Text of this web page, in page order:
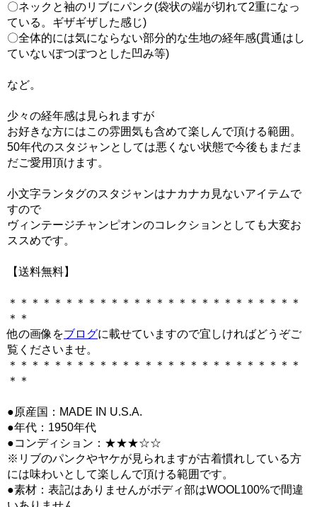
〇ネックと袖のリブにパンク(袋状の端が切れて2重になっ
ている。ギザギザした感じ)
〇全体的には気にならない部分的な生地の経年感(貫通はし
ていないぽつぽつとした凹み等)
など。
少々の経年感は見られますが
お好きな方にはこの雰囲気も含めて楽しんで頂ける範囲。
50年代のスタジャンとしては悪くない状態で今後もまだま
だご愛用頂けます。
小文字ランタグのスタジャンはナカナカ見ないアイテムで
すので
ヴィンテージチャンピオンのコレクションとしても大変お
ススめです。
【送料無料】
＊＊＊＊＊＊＊＊＊＊＊＊＊＊＊＊＊＊＊＊＊＊＊＊＊＊
＊＊
他の画像をブログに載せていますので宜しければどうぞご
覧くださいませ。
＊＊＊＊＊＊＊＊＊＊＊＊＊＊＊＊＊＊＊＊＊＊＊＊＊＊
＊＊
●原産国：MADE IN U.S.A.
●年代：1950年代
●コンディション：★★★☆☆
※リブのパンクやヤケが見られますが古着慣れしている方
には味わいとして楽しんで頂ける範囲です。
●素材：表記はありませんがボディ部はWOOL100%で間違